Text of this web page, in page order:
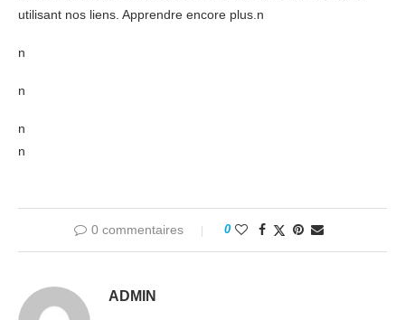
utilisant nos liens. Apprendre encore plus.n
n
n
n
n
0 commentaires 0
ADMIN